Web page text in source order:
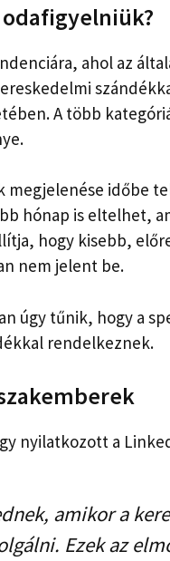
odafigyelniük?
ahol az
A több
megjelenése időbe
hónap is eltelhet,
hogy kisebb,
nem jelent be.
úgy tűnik, hogy a
rendelkeznek.
nyilatkozott a
amikor a
Ezek az